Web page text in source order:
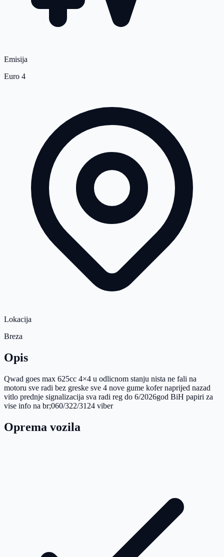
Emisija
Euro 4
Lokacija
Breza
Opis
Qwad goes max 625cc 4×4 u odlicnom stanju nista ne fali na
motoru sve radi bez greske sve 4 nove gume kofer naprijed nazad
vitlo prednje signalizacija sva radi reg do 6/2026god BiH papiri za
vise info na br;060/322/3124 viber
Oprema vozila